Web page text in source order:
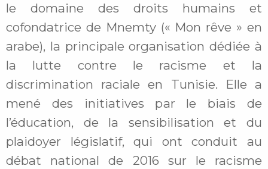
le domaine des droits humains et
cofondatrice de Mnemty (« Mon rêve » en
arabe), la principale organisation dédiée à
la lutte contre le racisme et la
discrimination raciale en Tunisie. Elle a
mené des initiatives par le biais de
l’éducation, de la sensibilisation et du
plaidoyer législatif, qui ont conduit au
débat national de 2016 sur le racisme